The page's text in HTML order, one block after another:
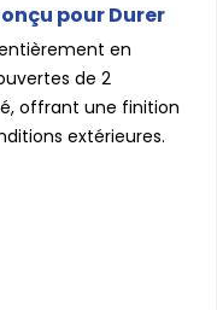
pour Durer
en
de 2
offrant une finition
extérieures.